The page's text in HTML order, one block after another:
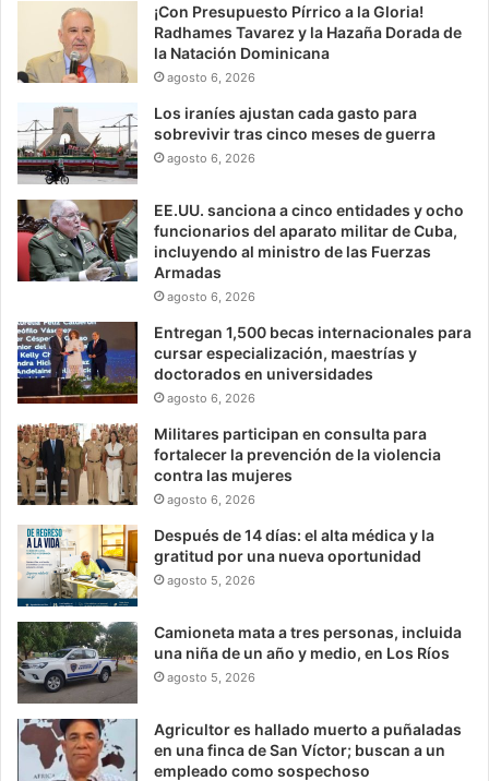
¡Con Presupuesto Pírrico a la Gloria!
Radhames Tavarez y la Hazaña Dorada de
la Natación Dominicana
agosto 6, 2026
Los iraníes ajustan cada gasto para
sobrevivir tras cinco meses de guerra
agosto 6, 2026
EE.UU. sanciona a cinco entidades y ocho
funcionarios del aparato militar de Cuba,
incluyendo al ministro de las Fuerzas
Armadas
agosto 6, 2026
Entregan 1,500 becas internacionales para
cursar especialización, maestrías y
doctorados en universidades
agosto 6, 2026
Militares participan en consulta para
fortalecer la prevención de la violencia
contra las mujeres
agosto 6, 2026
Después de 14 días: el alta médica y la
gratitud por una nueva oportunidad
agosto 5, 2026
Camioneta mata a tres personas, incluida
una niña de un año y medio, en Los Ríos
agosto 5, 2026
Agricultor es hallado muerto a puñaladas
en una finca de San Víctor; buscan a un
empleado como sospechoso